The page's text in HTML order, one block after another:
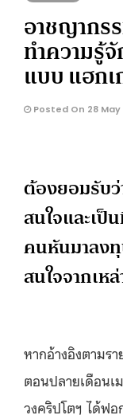
อาชญากร
ทำความรู้จั
แบบ แฮกเ
Posted On 28 May
ต้องยอมรับว่
สนใจและเป็
คนหันมาลง
สนใจจากเห
หากอ้างอิงตามร
ตอนปลายเดือนเ
วงคริปโตฯ ได้ฟ